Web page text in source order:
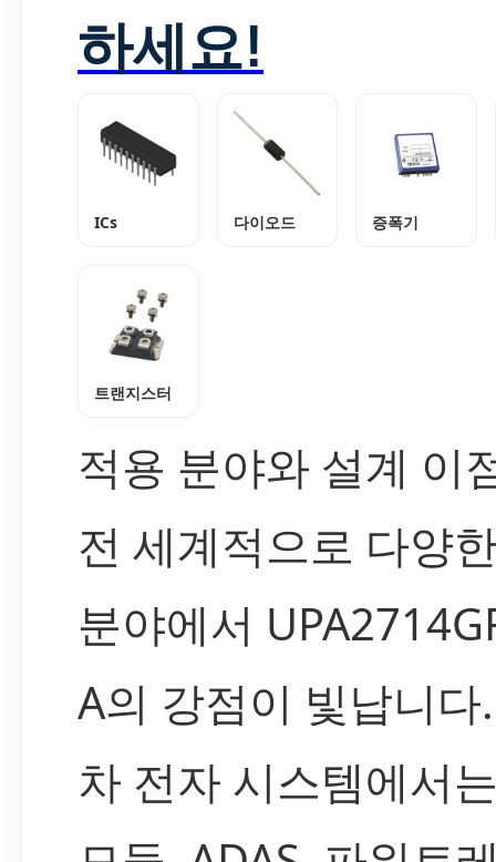
하세요!
ICs 다이오드 증폭기
트랜지스터
적용 분야와 설계 이
전 세계적으로 다양
분야에서
A의 강점이 빛납니다
차 전자 시스템에서